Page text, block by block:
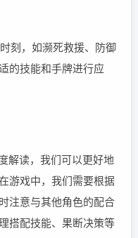
刻，如濒死救援、防御
的技能和手牌进行应
解读，我们可以更好地
游戏中，我们需要根据
注意与其他角色的配合
搭配技能、果断决策等